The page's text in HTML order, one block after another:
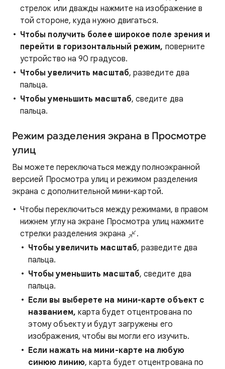
стрелок или дважды нажмите на изображение в
той стороне, куда нужно двигаться.
Чтобы получить более широкое поле зрения и
перейти в горизонтальный режим, поверните
устройство на 90 градусов.
Чтобы увеличить масштаб, разведите два
пальца.
Чтобы уменьшить масштаб, сведите два
пальца.
Режим разделения экрана в Просмотре
улиц
Вы можете переключаться между полноэкранной
версией Просмотра улиц и режимом разделения
экрана с дополнительной мини-картой.
Чтобы переключиться между режимами, в правом
нижнем углу на экране Просмотра улиц нажмите
стрелки разделения экрана
.
Чтобы увеличить масштаб, разведите два
пальца.
Чтобы уменьшить масштаб, сведите два
пальца.
Если вы выберете на мини-карте объект с
названием, карта будет отцентрована по
этому объекту и будут загружены его
изображения, чтобы вы могли его изучить.
Если нажать на мини-карте на любую
синюю линию, карта будет отцентрована по